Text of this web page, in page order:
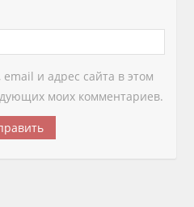
и адрес сайта в этом
моих комментариев.